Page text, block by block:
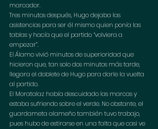
marcador.
Tres minutos después, Hugo dejaba las
asistencias para ser él mismo quien ponía las
tablas y hacía que el partido “volviera a
empezar”.
El Álamo vivió minutos de superioridad que
hicieron que, tan solo dos minutos más tarde,
llegara el doblete de Hugo para darle la vuelta
al partido.
El Moratalaz había descuidado las marcas y
estaba sufriendo sobre el verde. No obstante, el
guardameta alameño también tuvo trabajo,
pues hubo de estirarse en una falta que casi ve